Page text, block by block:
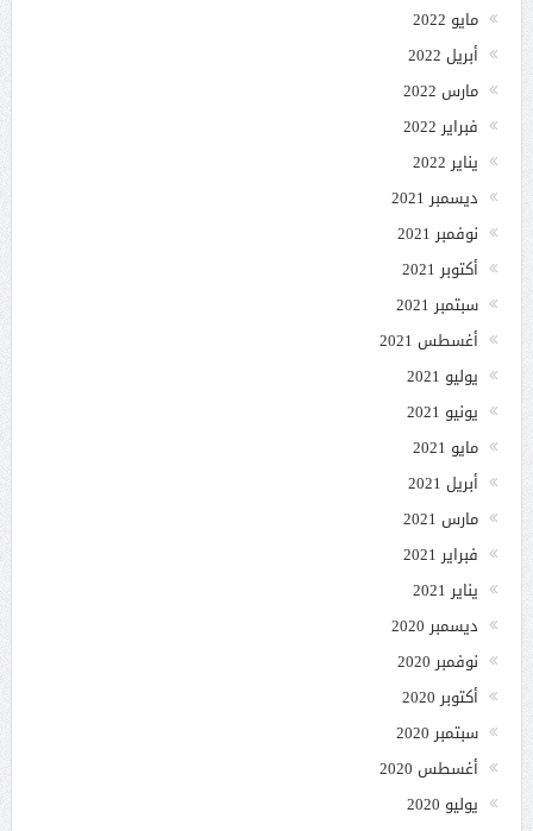
مايو 2022
أبريل 2022
مارس 2022
فبراير 2022
يناير 2022
ديسمبر 2021
نوفمبر 2021
أكتوبر 2021
سبتمبر 2021
أغسطس 2021
يوليو 2021
يونيو 2021
مايو 2021
أبريل 2021
مارس 2021
فبراير 2021
يناير 2021
ديسمبر 2020
نوفمبر 2020
أكتوبر 2020
سبتمبر 2020
أغسطس 2020
يوليو 2020